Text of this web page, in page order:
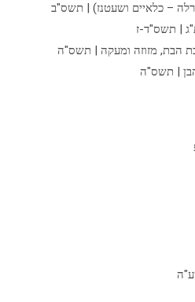
– כלאיים ושעטנז) | תשס"ב
| תשס"ד-ז
הבת, מזוזה ומעקה | תשס"ה
הבן | תשס"ה